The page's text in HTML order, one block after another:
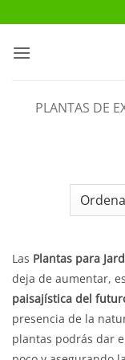
al
contenido
PLANTAS DE
Las Plantas para
deja de aumentar,
paisajística del
presencia de la
plantas podrás dar